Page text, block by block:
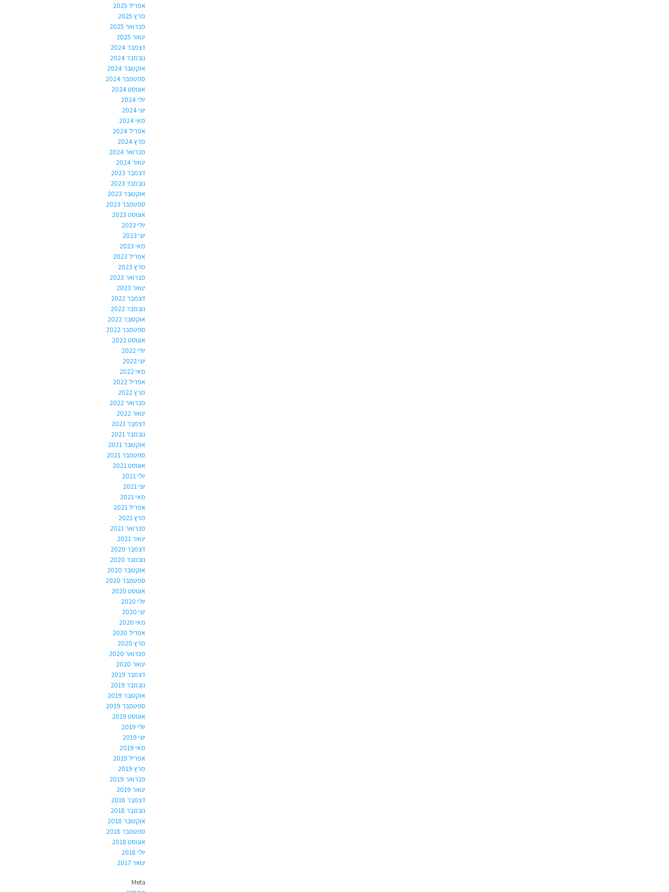
אפריל 2025
מרץ 2025
פברואר 2025
ינואר 2025
דצמבר 2024
נובמבר 2024
אוקטובר 2024
ספטמבר 2024
אוגוסט 2024
יולי 2024
יוני 2024
מאי 2024
אפריל 2024
מרץ 2024
פברואר 2024
ינואר 2024
דצמבר 2023
נובמבר 2023
אוקטובר 2023
ספטמבר 2023
אוגוסט 2023
יולי 2023
יוני 2023
מאי 2023
אפריל 2023
מרץ 2023
פברואר 2023
ינואר 2023
דצמבר 2022
נובמבר 2022
אוקטובר 2022
ספטמבר 2022
אוגוסט 2022
יולי 2022
יוני 2022
מאי 2022
אפריל 2022
מרץ 2022
פברואר 2022
ינואר 2022
דצמבר 2021
נובמבר 2021
אוקטובר 2021
ספטמבר 2021
אוגוסט 2021
יולי 2021
יוני 2021
מאי 2021
אפריל 2021
מרץ 2021
פברואר 2021
ינואר 2021
דצמבר 2020
נובמבר 2020
אוקטובר 2020
ספטמבר 2020
אוגוסט 2020
יולי 2020
יוני 2020
מאי 2020
אפריל 2020
מרץ 2020
פברואר 2020
ינואר 2020
דצמבר 2019
נובמבר 2019
אוקטובר 2019
ספטמבר 2019
אוגוסט 2019
יולי 2019
יוני 2019
מאי 2019
אפריל 2019
מרץ 2019
פברואר 2019
ינואר 2019
דצמבר 2018
נובמבר 2018
אוקטובר 2018
ספטמבר 2018
אוגוסט 2018
יולי 2018
ינואר 2017
Meta